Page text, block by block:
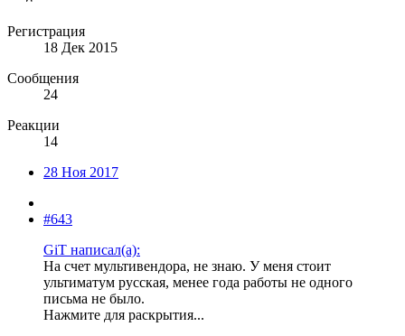
Регистрация
18 Дек 2015
Сообщения
24
Реакции
14
28 Ноя 2017
#643
GiT написал(а):
На счет мультивендора, не знаю. У меня стоит
ультиматум русская, менее года работы не одного
письма не было.
Нажмите для раскрытия...